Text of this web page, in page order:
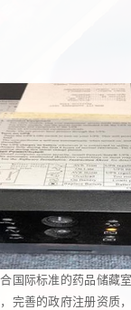
国际标准的药品储藏
完善的政府注册资质